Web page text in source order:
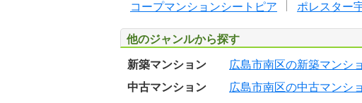
コープマンションシートピア
ポレスター
他のジャンルから探す
新築マンション 広島市南区の新築マンシ
中古マンション
広島市南区の中古マンシ